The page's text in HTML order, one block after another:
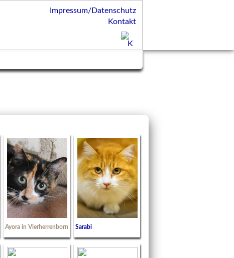
Ayora in Vierherrenborn Sarabi
Impressum/Datenschutz
Kontakt